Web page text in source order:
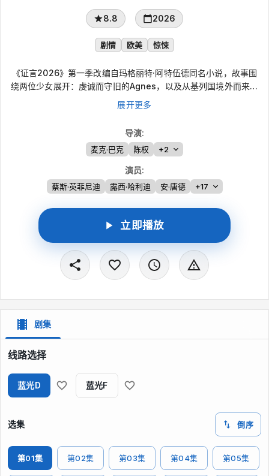
8.8 2026
剧情 欧美 惊悚
《证言2026》第一季改编自玛格丽特·阿特伍德同名小说，故事围
绕两位少女展开：虔诚而守旧的Agnes，以及从基列国境外而来的
皈依者Daisy。她们进入嬷嬷Lydia为未来妻子们设立的精英预备
学校，在以神圣之名包装、以严酷方式塑造服从的环境中摸索生
的关键力量。
展开更多
导演:
麦克·巴克 陈权 +2
演员:
蔡斯·英菲尼迪 露西·哈利迪 安·唐德 +17
立即播放
剧集
线路选择
蓝光D 蓝光F
选集 倒序
第01集 第02集 第03集 第04集 第05集